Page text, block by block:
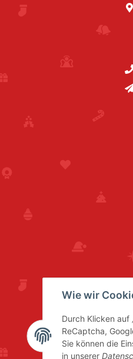
Wie wir
Durch Klicken auf
ReCaptcha,
Sie können die
in unserer